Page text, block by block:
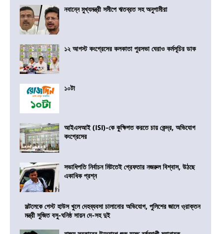
নবান্নে মুখ্যমন্ত্রী সমীপে ঋতব্রত সহ অনুগামীরা
১২ আগস্ট কংগ্রেসের কলকাতা পুরসভা ঘেরাও কর্মসূচির ডাক
১০টা
আইএসআই (ISI)-কে কুক্ষিগত করতে চায় কেন্দ্র, অভিযোগ
কংগ্রেসের
সভাধিপতি নির্বাচন মিটতেই গ্রেফতার নজরুল বিশ্বাস, উঠছে
একাধিক প্রশ্ন
সল্টলেকে গেস্ট হাউস খুলে দেহব্যবসা চালানোর অভিযোগ, পুলিশের জালে ও্রাক্তন
মন্ত্রী সুজিত বসু-ঘনিষ্ঠ সায়ন দে-সহ দুই